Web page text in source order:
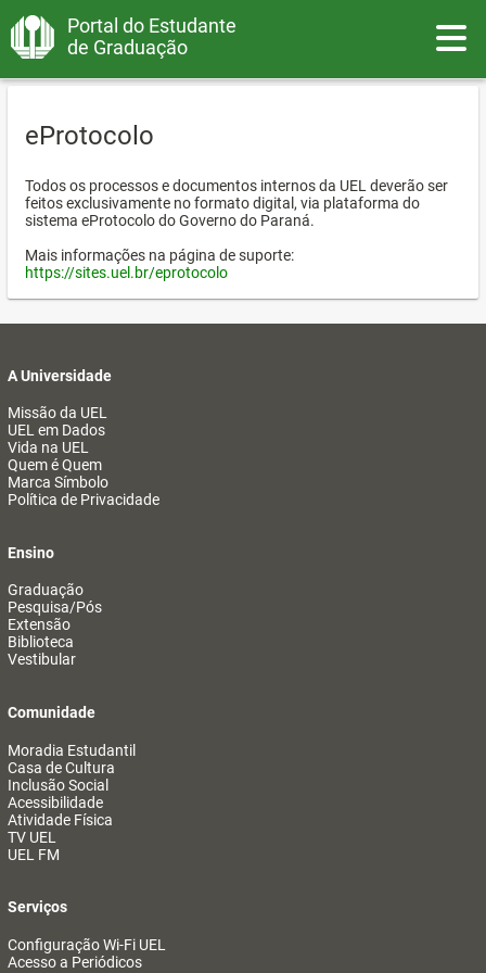
Portal do Estudante
de Graduação
eProtocolo
Todos os processos e documentos internos da UEL deverão ser
feitos exclusivamente no formato digital, via plataforma do
sistema eProtocolo do Governo do Paraná.
Mais informações na página de suporte:
https://sites.uel.br/eprotocolo
A Universidade
Missão da UEL
UEL em Dados
Vida na UEL
Quem é Quem
Marca Símbolo
Política de Privacidade
Ensino
Graduação
Pesquisa/Pós
Extensão
Biblioteca
Vestibular
Comunidade
Moradia Estudantil
Casa de Cultura
Inclusão Social
Acessibilidade
Atividade Física
TV UEL
UEL FM
Serviços
Configuração Wi-Fi UEL
Acesso a Periódicos